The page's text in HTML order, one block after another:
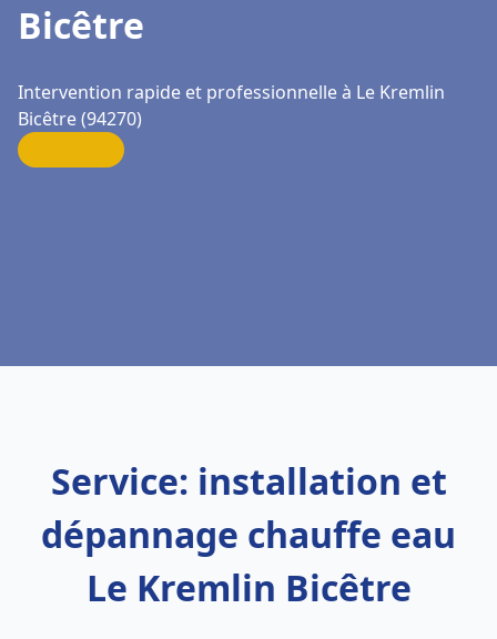
Bicêtre
Intervention rapide et professionnelle à Le Kremlin
Bicêtre (94270)
Service: installation et
dépannage chauffe eau
Le Kremlin Bicêtre